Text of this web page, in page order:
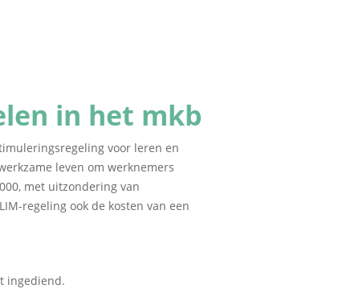
in het mkb
voor leren en
leven om werknemers
met uitzondering van
regeling ook de kosten van een
ingediend.